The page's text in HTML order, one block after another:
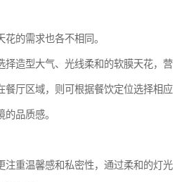
的需求也各不相同。
择造型大气、光线柔和的软膜天花，营
餐厅区域，则可根据餐饮定位选择相应
品质感。
注重温馨感和私密性，通过柔和的灯光